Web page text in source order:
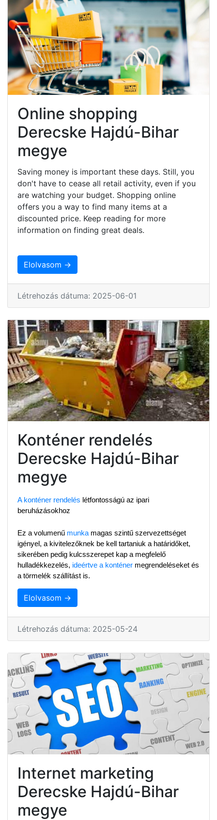
Online shopping
Derecske Hajdú-Bihar
megye
Saving money is important these days. Still, you
don't have to cease all retail activity, even if you
are watching your budget. Shopping online
offers you a way to find many items at a
discounted price. Keep reading for more
information on finding great deals.
Elolvasom →
Létrehozás dátuma: 2025-06-01
Konténer rendelés
Derecske Hajdú-Bihar
megye
A konténer rendelés létfontosságú az ipari
beruházásokhoz
Ez a volumenű munka magas szintű szervezettséget
igényel, a kivitelezőknek be kell tartaniuk a határidőket,
sikerében pedig kulcsszerepet kap a megfelelő
hulladékkezelés, ideértve a konténer megrendeléseket és
a törmelék szállítást is.
Elolvasom →
Létrehozás dátuma: 2025-05-24
Internet marketing
Derecske Hajdú-Bihar
megye